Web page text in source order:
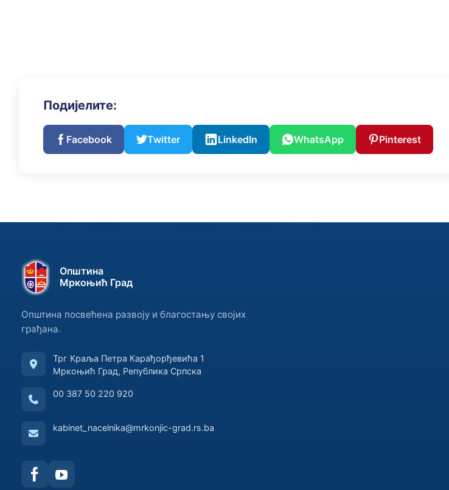
Подијелите:
Facebook Twitter LinkedIn WhatsApp Pinterest
Општина
Мркоњић Град
Општина посвећена развоју и благостању својих
грађана.
Трг Краља Петра Карађорђевића 1
Мркоњић Град, Република Српска
00 387 50 220 920
kabinet_nacelnika@mrkonjic-grad.rs.ba